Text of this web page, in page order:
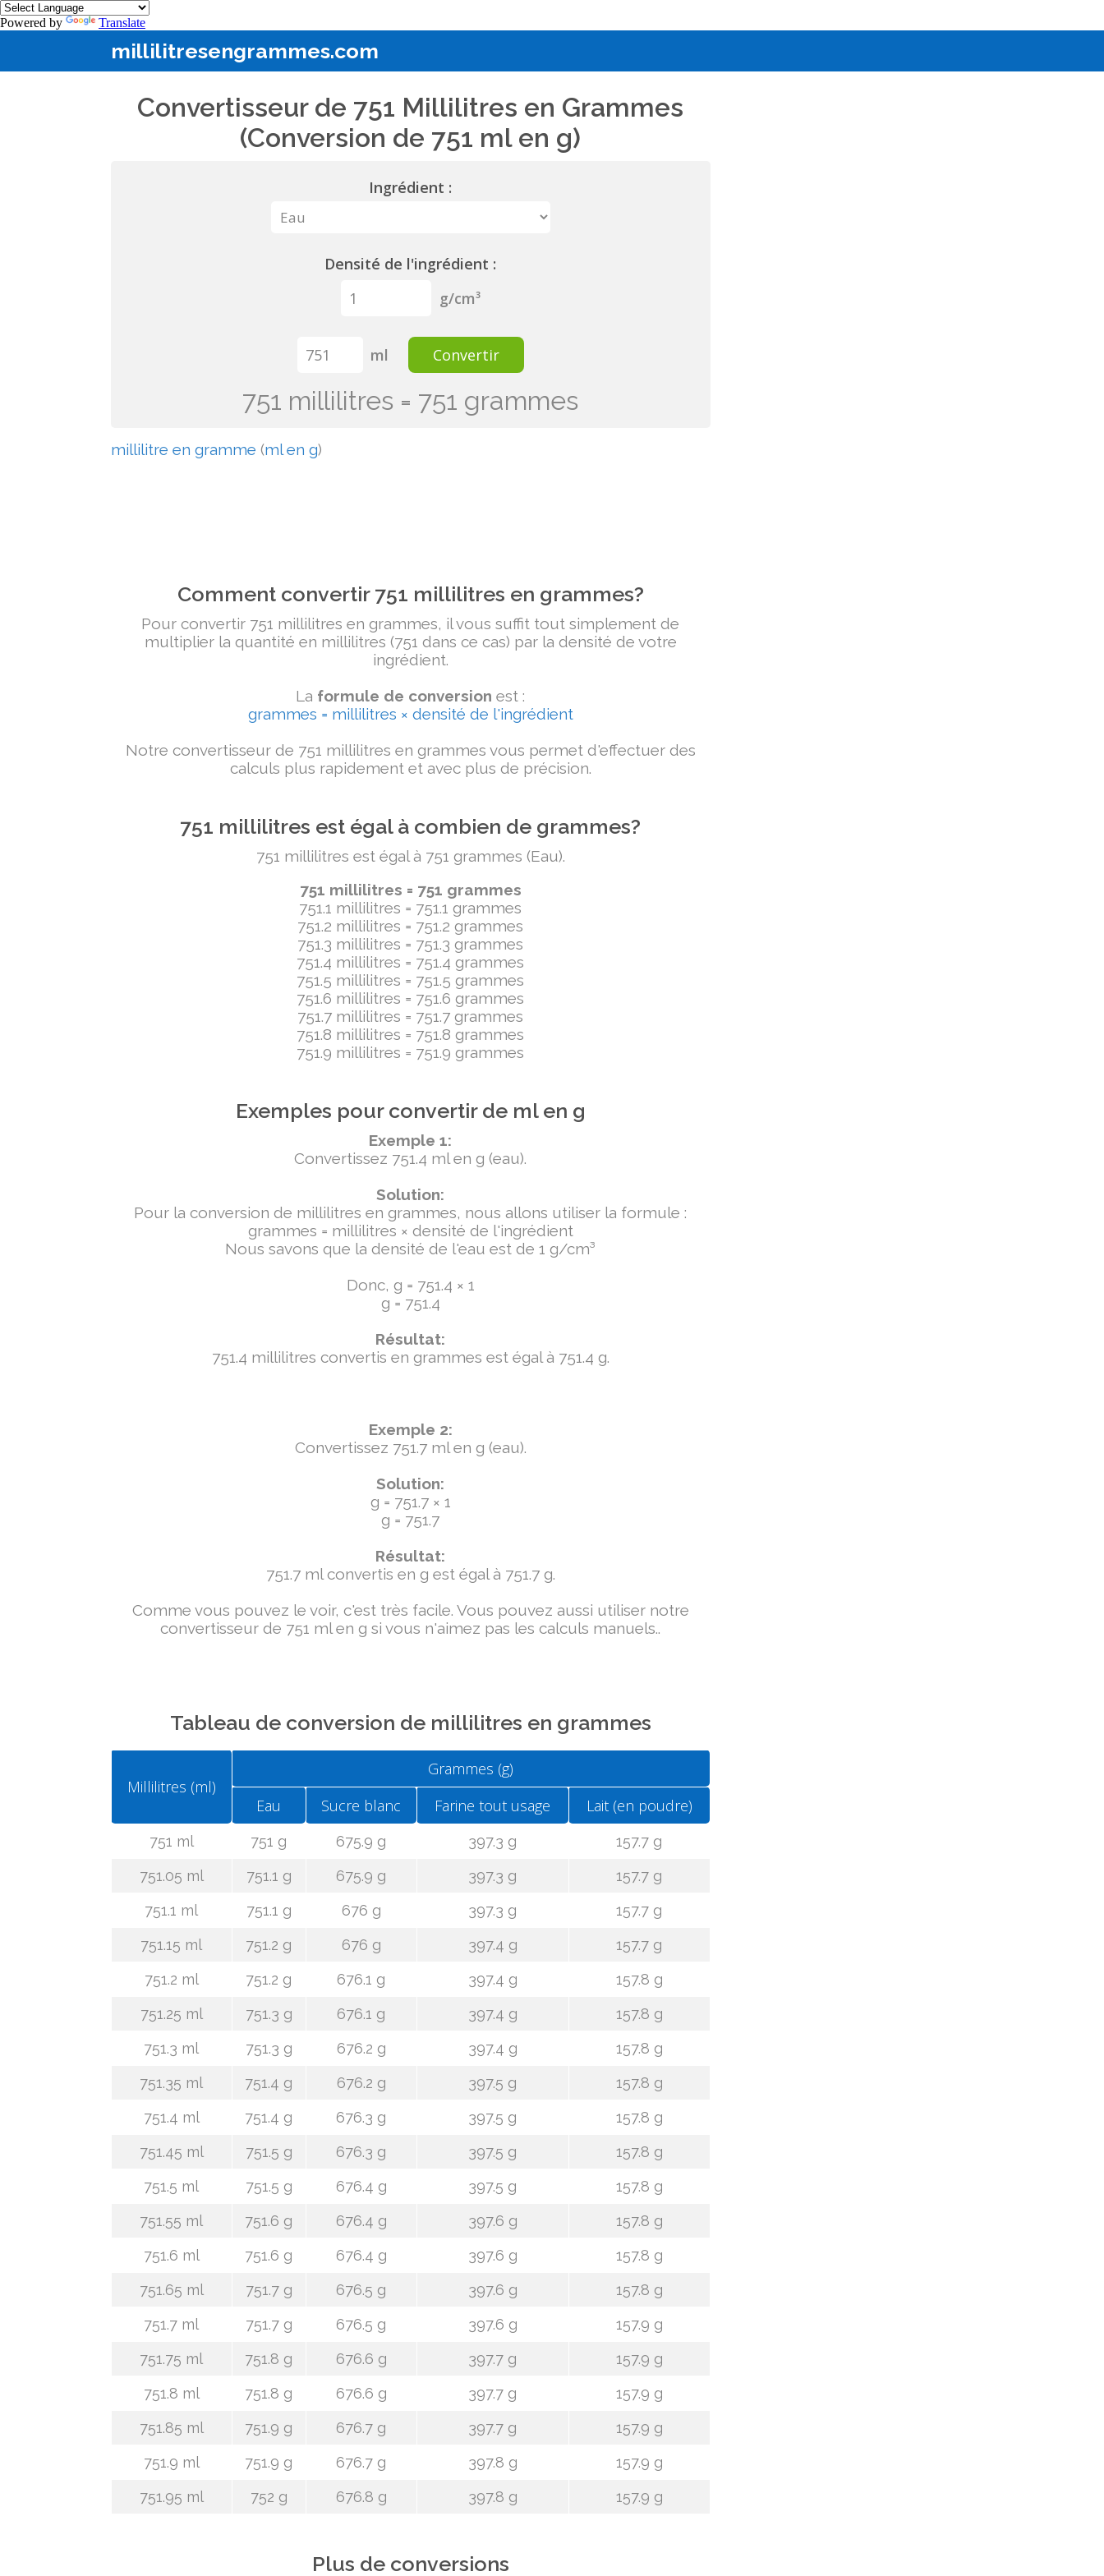
Powered by Translate
millilitresengrammes.com
Convertisseur de 751 Millilitres en Grammes
(Conversion de 751 ml en g)
Ingrédient :
Densité de l'ingrédient :
g/cm³
ml Convertir
751 millilitres = 751 grammes
millilitre en gramme (ml en g)
Comment convertir 751 millilitres en grammes?
Pour convertir 751 millilitres en grammes, il vous suffit tout simplement de
multiplier la quantité en millilitres (751 dans ce cas) par la densité de votre
ingrédient.
La formule de conversion est :
grammes = millilitres × densité de l'ingrédient
Notre convertisseur de 751 millilitres en grammes vous permet d'effectuer des
calculs plus rapidement et avec plus de précision.
751 millilitres est égal à combien de grammes?
751 millilitres est égal à 751 grammes (Eau).
751 millilitres = 751 grammes
751.1 millilitres = 751.1 grammes
751.2 millilitres = 751.2 grammes
751.3 millilitres = 751.3 grammes
751.4 millilitres = 751.4 grammes
751.5 millilitres = 751.5 grammes
751.6 millilitres = 751.6 grammes
751.7 millilitres = 751.7 grammes
751.8 millilitres = 751.8 grammes
751.9 millilitres = 751.9 grammes
Exemples pour convertir de ml en g
Exemple 1:
Convertissez 751.4 ml en g (eau).
Solution:
Pour la conversion de millilitres en grammes, nous allons utiliser la formule :
grammes = millilitres × densité de l'ingrédient
Nous savons que la densité de l'eau est de 1 g/cm³
Donc, g = 751.4 × 1
g = 751.4
Résultat:
751.4 millilitres convertis en grammes est égal à 751.4 g.
Exemple 2:
Convertissez 751.7 ml en g (eau).
Solution:
g = 751.7 × 1
g = 751.7
Résultat:
751.7 ml convertis en g est égal à 751.7 g.
Comme vous pouvez le voir, c'est très facile. Vous pouvez aussi utiliser notre
convertisseur de 751 ml en g si vous n'aimez pas les calculs manuels..
Tableau de conversion de millilitres en grammes
Millilitres (ml)
Grammes (g)
Eau
Sucre blanc Farine tout usage Lait (en poudre)
751 ml 751 g 675.9 g 397.3 g
157.7 g
751.05 ml
751.1 g 675.9 g 397.3 g
157.7 g
751.1 ml
751.1 g 676 g 397.3 g
157.7 g
751.15 ml
751.2 g 676 g 397.4 g
157.7 g
751.2 ml
751.2 g 676.1 g 397.4 g
157.8 g
751.25 ml
751.3 g 676.1 g 397.4 g
157.8 g
751.3 ml
751.3 g 676.2 g 397.4 g
157.8 g
751.35 ml
751.4 g 676.2 g 397.5 g
157.8 g
751.4 ml
751.4 g 676.3 g 397.5 g
157.8 g
751.45 ml
751.5 g 676.3 g 397.5 g
157.8 g
751.5 ml
751.5 g 676.4 g 397.5 g
157.8 g
751.55 ml
751.6 g 676.4 g 397.6 g
157.8 g
751.6 ml
751.6 g 676.4 g 397.6 g
157.8 g
751.65 ml
751.7 g 676.5 g 397.6 g
157.8 g
751.7 ml
751.7 g 676.5 g 397.6 g
157.9 g
751.75 ml
751.8 g 676.6 g 397.7 g
157.9 g
751.8 ml
751.8 g 676.6 g 397.7 g
157.9 g
751.85 ml
751.9 g 676.7 g 397.7 g
157.9 g
751.9 ml
751.9 g 676.7 g 397.8 g
157.9 g
751.95 ml
752 g 676.8 g 397.8 g 157.9 g
Plus de conversions